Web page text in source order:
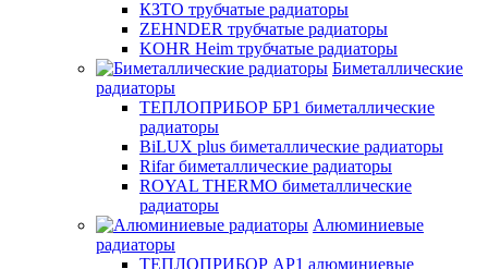
КЗТО трубчатые радиаторы
ZEHNDER трубчатые радиаторы
KOHR Heim трубчатые радиаторы
Биметаллические
радиаторы
ТЕПЛОПРИБОР БР1 биметаллические
радиаторы
BiLUX plus биметаллические радиаторы
Rifar биметаллические радиаторы
ROYAL THERMO биметаллические
радиаторы
Алюминиевые
радиаторы
ТЕПЛОПРИБОР АР1 алюминиевые